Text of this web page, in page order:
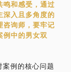
鸣和感受，通过
深入且多角度的
咨询师，要牢记
例中的男女双
案例的核心问题